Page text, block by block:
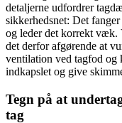
detaljerne udfordrer
sikkerhedsnet: Det
og leder det korrekt væk.
det derfor afgørende at
ventilation ved tagfod og
indkapslet og give
Tegn på at
tag